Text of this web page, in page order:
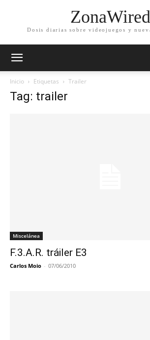
ZonaWired
Dosis diarias sobre videojuegos y
Inicio Etiquetas Trailer
Tag: trailer
Miscelánea
F.3.A.R. tráiler E3
Carlos Moio - 07/06/2010